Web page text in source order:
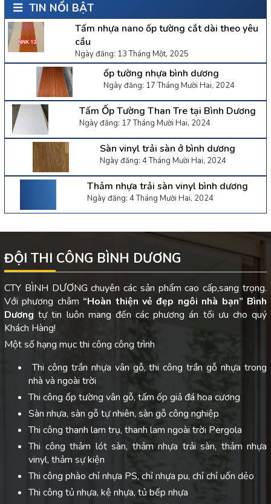
TIN NỔI BẬT
Tấm nhựa nano ốp tường cắt dài theo yêu
cầu
Ngày đăng: 13 Tháng Một, 2025
ốp tường nhựa bình dương
Ngày đăng: 17 Tháng Mười Hai, 2024
Tấm Ốp Tường Than Tre tại Bình Dương
Ngày đăng: 17 Tháng Mười Hai, 2024
Sàn vinyl trải sàn ở bình dương
Ngày đăng: 4 Tháng Mười Hai, 2024
Thảm nhựa trải sàn vinyl bình dương
Ngày đăng: 4 Tháng Mười Hai, 2024
ĐỘI THI CÔNG BÌNH DƯƠNG
CTY BÌNH DƯƠNG chuyên các sản phẩm cao cấp,sang trọng.
Với phương châm “Hoàn thiện vẻ đẹp ngôi nhà bạn” Bình
Dươngtự tin luôn mang đến các phương án tối ưu cho quý
Khách Hàng!
Một số hạng mục thi công công trình
Thi công trần nhựa vân gỗ, thi công trần gỗ nhựa trong
nhà và ngoài trời
Thi công ốp tường vân gỗ, tấm ốp giả đá hoa cương
Sàn nhựa, sàn gỗ tự nhiên, sàn gỗ công nghiệp
Thi công thanh lam trụ, thanh lam ngoài trời Pergola
Thi công thảm lót sàn, thảm nhựa trải sàn, thảm nhựa
vinyl, thảm sự kiện
Thi công phào chỉ nhựa PS, chỉ nhựa pu, chỉ chỉ uốn dẻo
Thi công tủ nhựa, kệ nhựa, tủ bếp nhựa